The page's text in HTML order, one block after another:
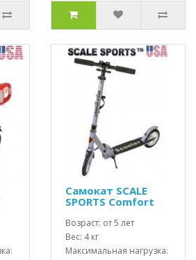
Самокат SCALE
SPORTS Comfort
(SS-05) белый USA
Возраст: от 5 лет
Вес: 4 кг
Максимальная нагрузка: